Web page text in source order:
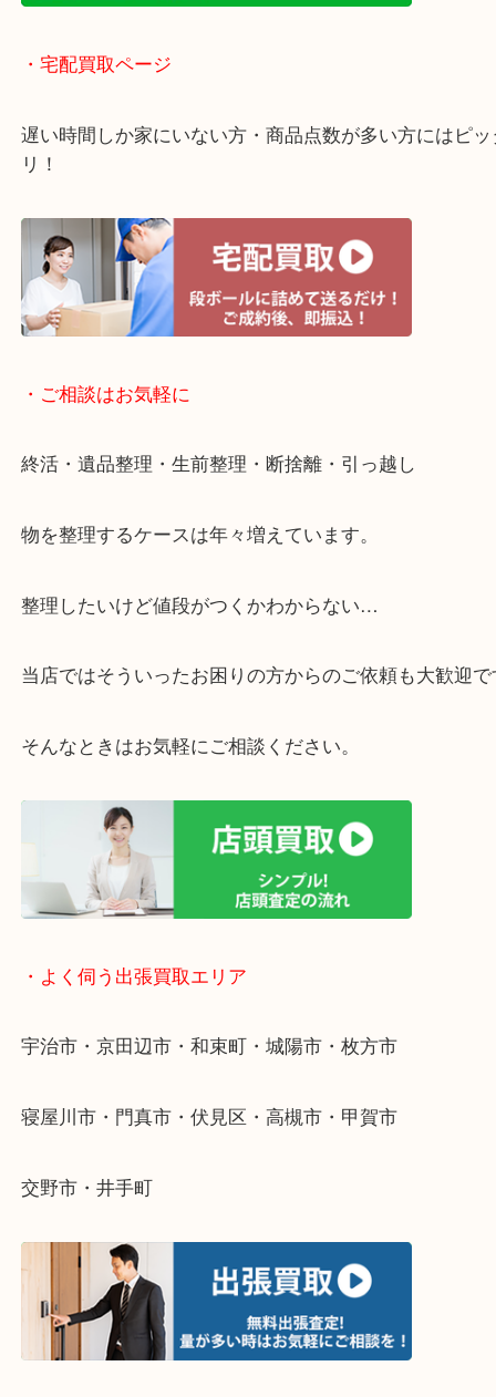
・ライン査定お待ちしています
遅い時間しか家にいない方・商品点数が多い方には
・ご相談はお気軽に
終活・遺品整理・生前整理・断捨離・引っ越し
物を整理するケースは年々増えています。
当店ではそういったお困りの方からのご依頼も大歓
そんなときはお気軽にご相談ください。
・よく伺う出張買取エリア